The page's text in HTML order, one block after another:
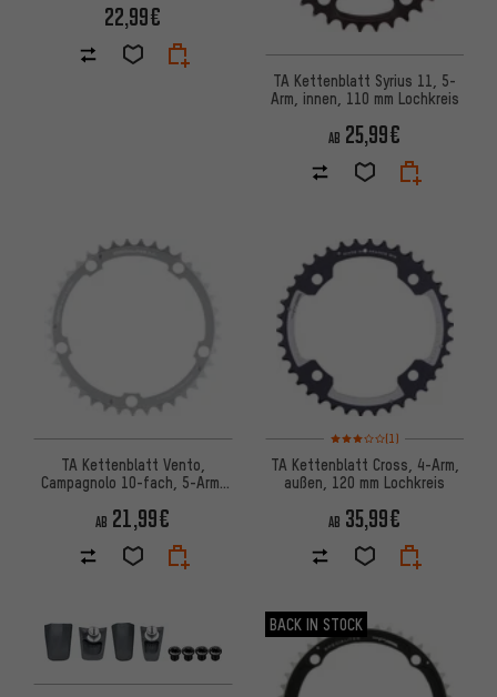
22,99€
TA Kettenblatt Syrius 11, 5-
Arm, innen, 110 mm Lochkreis
AB 25,99€
TA Kettenblatt Vento,
Campagnolo 10-fach, 5-Arm,
AB 21,99€
Bewertungen: 3 von 5
(1)
TA Kettenblatt Cross, 4-Arm,
außen, 120 mm Lochkreis
AB 35,99€
BACK IN STOCK